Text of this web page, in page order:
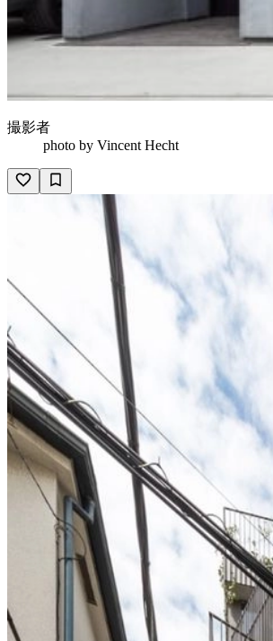
撮影者
photo by Vincent Hecht